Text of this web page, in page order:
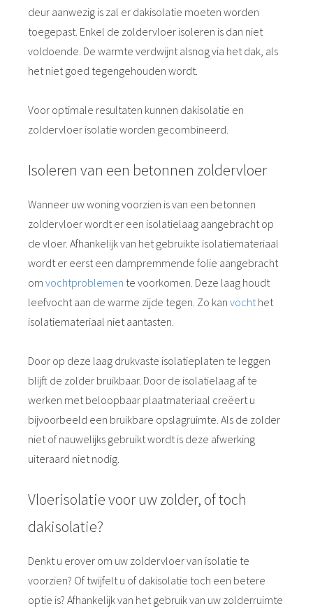
deur aanwezig is zal er dakisolatie moeten worden
toegepast. Enkel de zoldervloer isoleren is dan niet
voldoende. De warmte verdwijnt alsnog via het dak, als
het niet goed tegengehouden wordt.
Voor optimale resultaten kunnen dakisolatie en
zoldervloer isolatie worden gecombineerd.
Isoleren van een betonnen zoldervloer
Wanneer uw woning voorzien is van een betonnen
zoldervloer wordt er een isolatielaag aangebracht op
de vloer. Afhankelijk van het gebruikte isolatiemateriaal
wordt er eerst een dampremmende folie aangebracht
om vochtproblemen te voorkomen. Deze laag houdt
leefvocht aan de warme zijde tegen. Zo kan vochthet
isolatiemateriaal niet aantasten.
Door op deze laag drukvaste isolatieplaten te leggen
blijft de zolder bruikbaar. Door de isolatielaag af te
werken met beloopbaar plaatmateriaal creëert u
bijvoorbeeld een bruikbare opslagruimte. Als de zolder
niet of nauwelijks gebruikt wordt is deze afwerking
uiteraard niet nodig.
Vloerisolatie voor uw zolder, of toch
dakisolatie?
Denkt u erover om uw zoldervloer van isolatie te
voorzien? Of twijfelt u of dakisolatie toch een betere
optie is? Afhankelijk van het gebruik van uw zolderruimte